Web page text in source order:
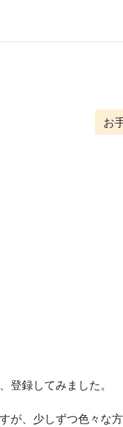
お
登録してみました。
が、少しずつ色々な